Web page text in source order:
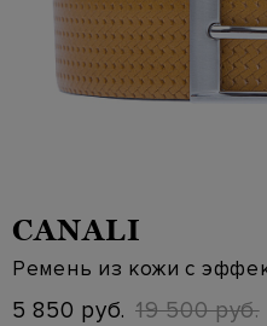
CANALI
Ремень из кожи с
5 850 руб. 19 500 руб.